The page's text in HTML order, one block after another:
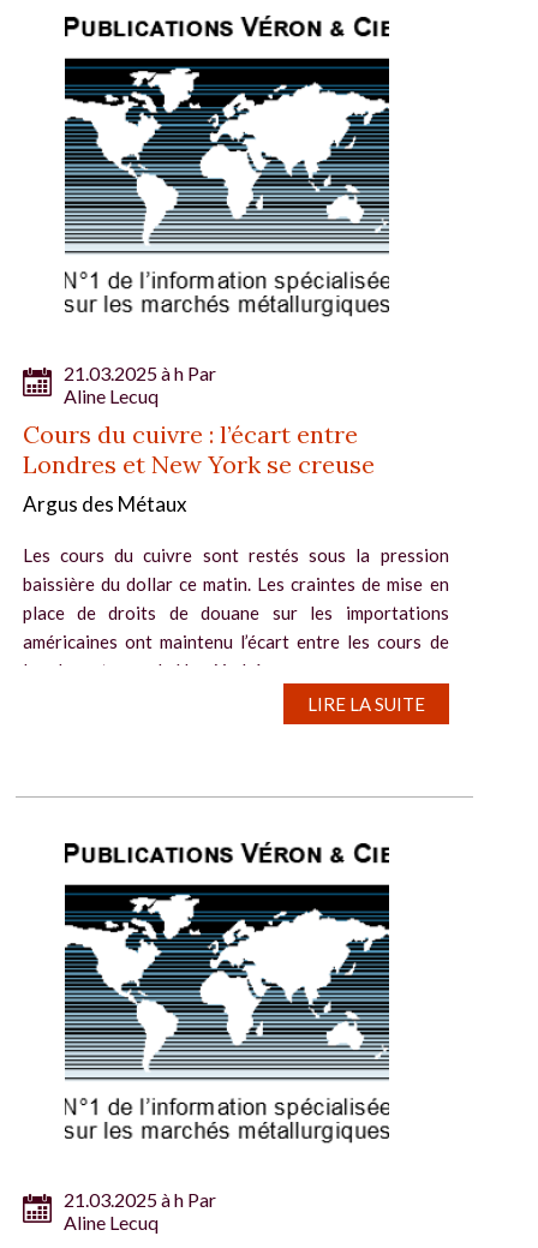
21.03.2025 à h Par
Aline Lecuq
Cours du cuivre : l’écart entre
Londres et New York se creuse
Argus des Métaux
Les cours du cuivre sont restés sous la pression
baissière du dollar ce matin. Les craintes de mise en
place de droits de douane sur les importations
américaines ont maintenu l’écart entre les cours de
Londres et ceux de New York à un...
LIRE LA SUITE
21.03.2025 à h Par
Aline Lecuq